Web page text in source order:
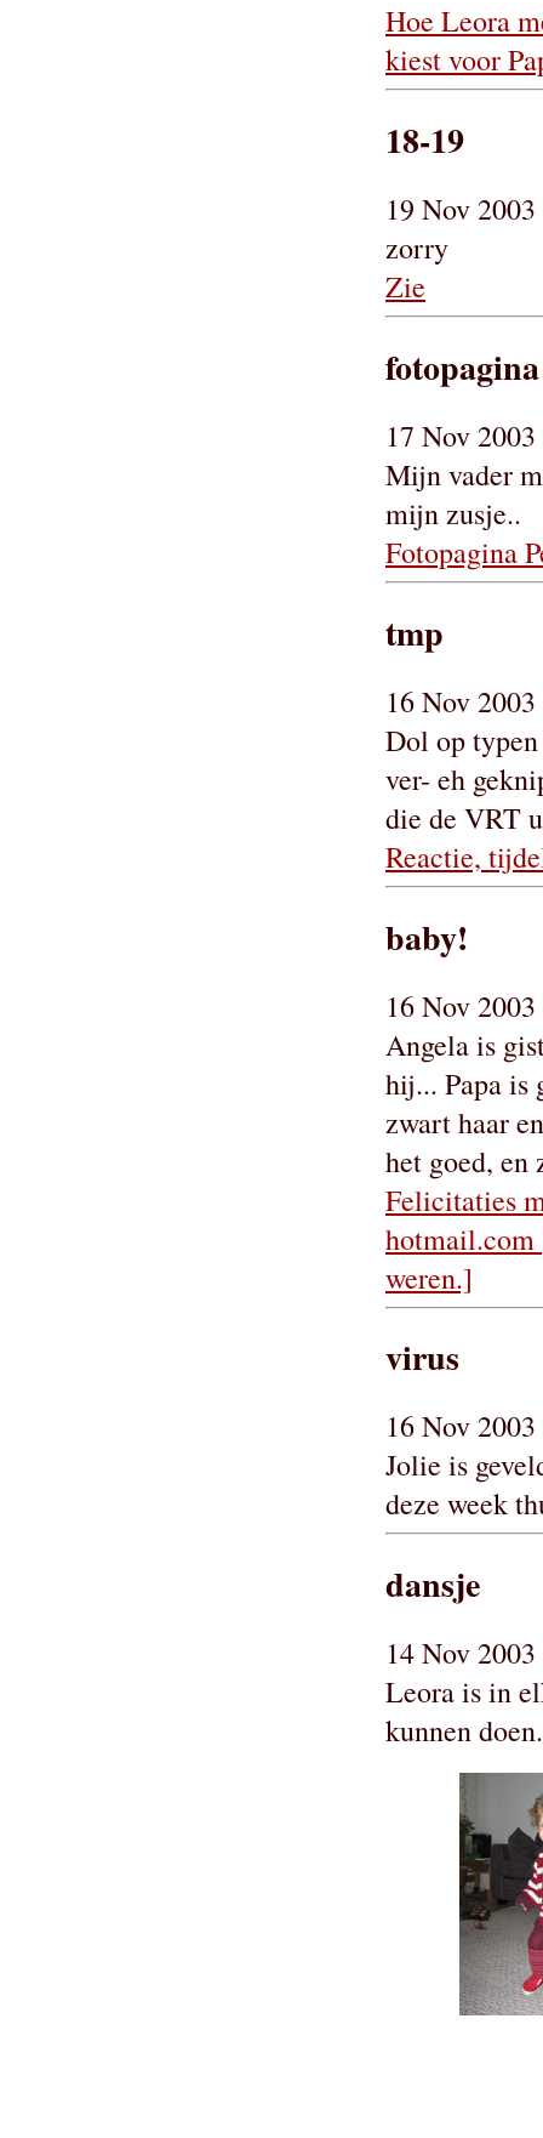
Hoe Leora
kiest voor
18-19
19 Nov
zorry
Zie
17 Nov
Mijn vader
mijn zusje..
Fotopagina
tmp
16 Nov
Dol op
ver- eh
die de VRT
Reactie,
baby!
16 Nov
Angela is
hij... Papa is
zwart haar
het goed, en
Felicitaties
hotmail.com
weren.]
virus
16 Nov
Jolie is
deze week
dansje
14 Nov
Leora is in
kunnen